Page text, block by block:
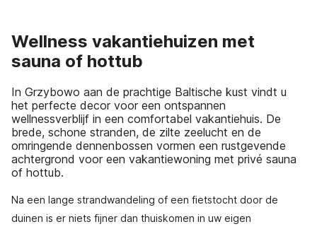
Wellness vakantiehuizen met
sauna of hottub
In Grzybowo aan de prachtige Baltische kust vindt u
het perfecte decor voor een ontspannen
wellnessverblijf in een comfortabel vakantiehuis. De
brede, schone stranden, de zilte zeelucht en de
omringende dennenbossen vormen een rustgevende
achtergrond voor een vakantiewoning met privé sauna
of hottub.
Na een lange strandwandeling of een fietstocht door de
duinen is er niets fijner dan thuiskomen in uw eigen